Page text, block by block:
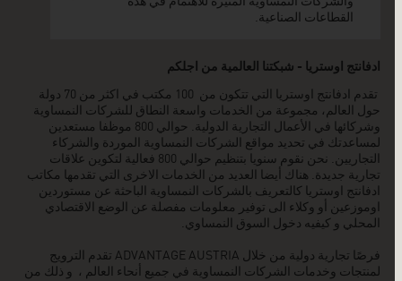
القطاعات الصناعية.
ادفانتج اوستريا - شبكتنا العالمية من اجلكم
تقدم ادفانتج اوستريا التي تتكون من 100 مكتب في اكثر من 70 دولة
حول العالم، مجموعة من الخدمات واسعة النطاق للشركات النمساوية
وشركائها في الأعمال التجارية الدولية. حوالي 800 موظفا مستعدين
لمساعدتك في تحديد مواقع الشركات النمساوية الموردة والشركاء
التجاريين. نحن نقوم سنويا بتنظيم حوالي 800 فعالية لتكوين علاقات
تجارية جديدة. هناك أيضا العديد من الخدمات الاخرى التي تقدمها مكاتب
ادفانتج اوستريا كالتعريف بالشركات النمساوية الباحثة عن مستوردين
اوموزعين أو وكلاء الى توفير معلومات مفصلة عن الوضع الاقتصادي
المحلي و كيفيه دخول السوق النمساوي.
فرصًا تجارية دولية من خلال ADVANTAGE AUSTRIA تقدم الترويج
لمنتجات وخدمات الشركات النمساوية في جميع أنحاء العالم ، و ذلك من